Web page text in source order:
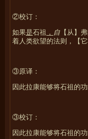
②校订：
如果是石祖 ， 自 【从】
着人类欲望的法则，【
③原译：
因此拉康能够将石祖的
③校订：
因此拉康能够将石祖的